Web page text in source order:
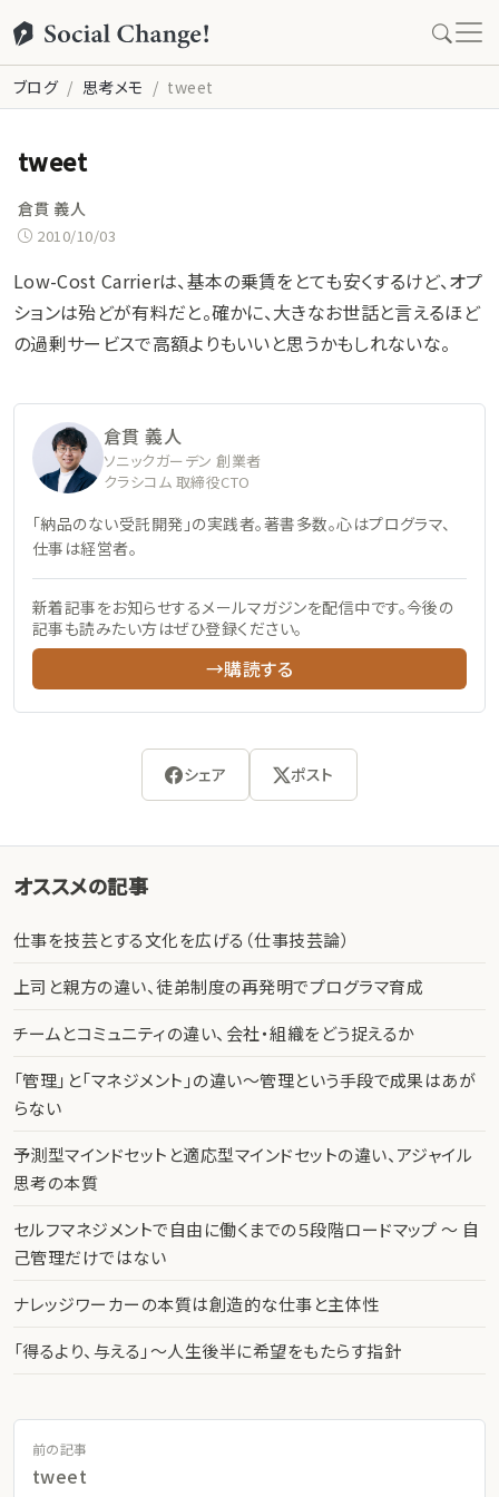
ブログ 思考メモ tweet
tweet
倉貫 義人
2010/10/03
Low-Cost Carrierは、基本の乗賃をとても安くするけど、オプ
ションは殆どが有料だと。確かに、大きなお世話と言えるほど
の過剰サービスで高額よりもいいと思うかもしれないな。
倉貫 義人
ソニックガーデン 創業者
クラシコム 取締役CTO
「納品のない受託開発」の実践者。著書多数。心はプログラマ、
仕事は経営者。
新着記事をお知らせするメールマガジンを配信中です。今後の
記事も読みたい方はぜひ登録ください。
→購読する
シェア ポスト
オススメの記事
仕事を技芸とする文化を広げる（仕事技芸論）
上司と親方の違い、徒弟制度の再発明でプログラマ育成
チームとコミュニティの違い、会社・組織をどう捉えるか
「管理」と「マネジメント」の違い〜管理という手段で成果はあが
らない
予測型マインドセットと適応型マインドセットの違い、アジャイル
思考の本質
セルフマネジメントで自由に働くまでの５段階ロードマップ 〜 自
己管理だけではない
ナレッジワーカーの本質は創造的な仕事と主体性
「得るより、与える」〜人生後半に希望をもたらす指針
前の記事
tweet